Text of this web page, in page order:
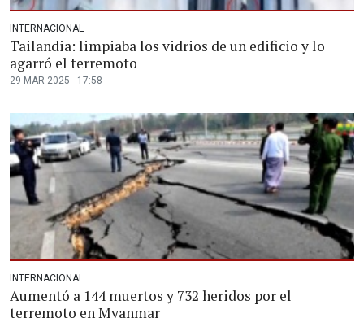
INTERNACIONAL
Tailandia: limpiaba los vidrios de un edificio y lo
agarró el terremoto
29 MAR 2025 - 17:58
INTERNACIONAL
Aumentó a 144 muertos y 732 heridos por el
terremoto en Myanmar